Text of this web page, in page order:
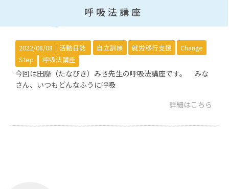
呼吸法講座
2022/08/08｜ 活動日誌 自立訓練 就労移行支援
Change
Step
呼吸法講座
今回は田靡（たなびき）みき先生の呼吸法講座です。 みな
さん、いつもどんなふうに呼吸
詳細はこちら